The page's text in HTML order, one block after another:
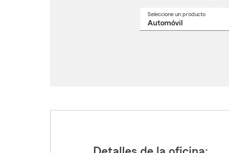
Seleccione un productoSeleccione